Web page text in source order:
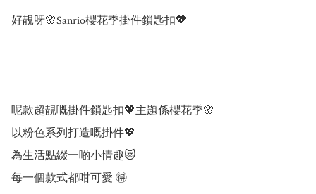
好靚呀🌸Sanrio櫻花季掛件鎖匙扣💖
呢款超靚嘅掛件鎖匙扣💖主題係櫻花季🌸
以粉色系列打造嘅掛件💖
為生活點綴一啲小情趣😻
每一個款式都咁可愛 🉐